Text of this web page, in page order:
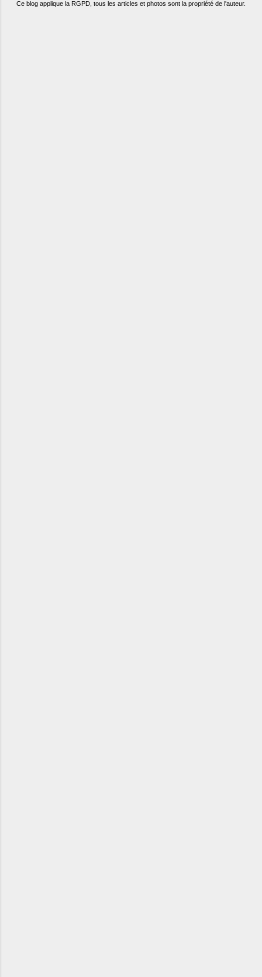
Ce blog applique la RGPD, tous les articles et photos sont la propriété de l'auteur.